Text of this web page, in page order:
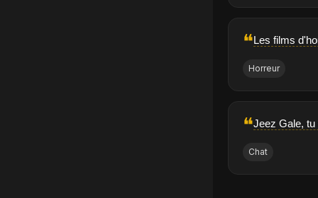
❝Les films
Horreur
❝Jeez Gale,
Chat